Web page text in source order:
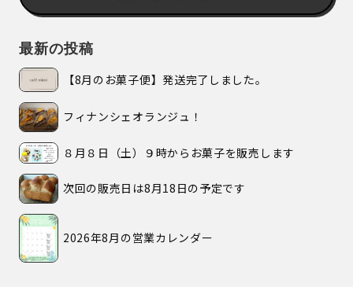
最新の投稿
【8月のお菓子便】発送完了しました。
フィナンシェオランジュ！
８月８日（土）９時からお菓子を販売します
次回の販売日は8月18日の予定です
2026年8月の営業カレンダー